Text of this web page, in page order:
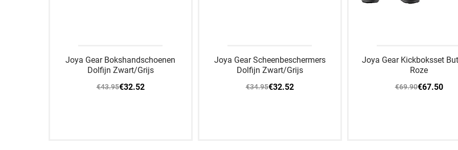
Joya Gear Bokshandschoenen
Dolfijn Zwart/Grijs
€43.95€32.52
Joya Gear Scheenbeschermers
Dolfijn Zwart/Grijs
€34.95€32.52
Joya Gear Kickboksset
Roze
€69.90€67.50